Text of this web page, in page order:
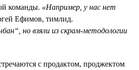
команды. «Например, у нас нет
Ефимов, тимлид.
но взяли из скрам-методологии
с продактом, проджектом